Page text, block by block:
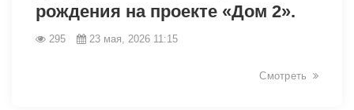
рождения на проекте «Дом 2».
295 23 мая, 2026 11:15
Смотреть